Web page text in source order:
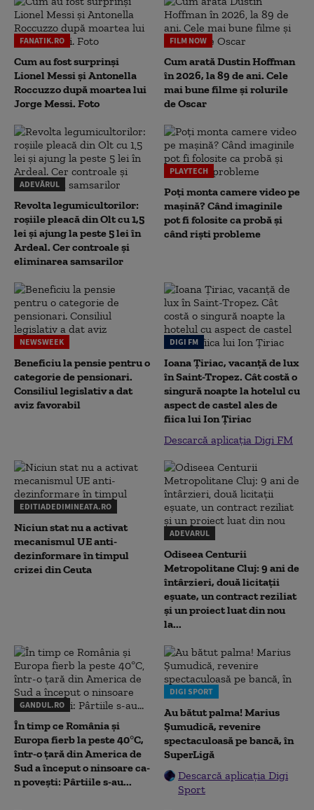
FANATIK.RO
Cum au fost surprinși
Lionel Messi și Antonella
Roccuzzo după moartea lui
Jorge Messi. Foto
FILM NOW
Cum arată Dustin Hoffman
în 2026, la 89 de ani. Cele
mai bune filme și rolurile
de Oscar
ADEVĂRUL
Revolta legumicultorilor:
roșiile pleacă din Olt cu 1,5
lei și ajung la peste 5 lei în
Ardeal. Cer controale și
eliminarea samsarilor
PLAYTECH
Poți monta camere video pe
mașină? Când imaginile
pot fi folosite ca probă și
când riști probleme
NEWSWEEK
Beneficiu la pensie pentru o
categorie de pensionari.
Consiliul legislativ a dat
aviz favorabil
DIGI FM
Ioana Țiriac, vacanță de lux
în Saint-Tropez. Cât costă o
singură noapte la hotelul cu
aspect de castel ales de
fiica lui Ion Țiriac
Descarcă aplicația Digi FM
EDITIADEDIMINEATA.RO
Niciun stat nu a activat
mecanismul UE anti-
dezinformare în timpul
crizei din Ceuta
ADEVARUL
Odiseea Centurii
Metropolitane Cluj: 9 ani de
întârzieri, două licitații
eșuate, un contract reziliat
și un proiect luat din nou
la...
GANDUL.RO
În timp ce România și
Europa fierb la peste 40°C,
într-o țară din America de
Sud a început o ninsoare ca-
n povești: Pârtiile s-au...
DIGI SPORT
Au bătut palma! Marius
Șumudică, revenire
spectaculoasă pe bancă, în
SuperLigă
Descarcă aplicația Digi
Sport